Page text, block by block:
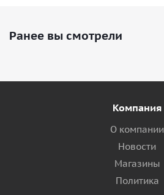
Ранее вы смотрели
Компания
О компании
Новости
Магазины
Политика